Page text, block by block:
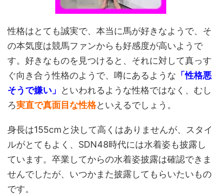
性格はとても誠実で、本当に馬が好きなようで、そ
の本気度は競馬ファンからも好感度が高いようで
す。好きなものを見つけると、それに対して真っす
ぐ向き合う性格のようで、噂にあるような 「性格悪
そうで嫌い」
といわれるような性格ではなく、むし
ろ実直で真面目な性格といえるでしょう。
身長は155cmと決して高くはありませんが、スタイ
ルがとてもよく、SDN48時代には水着姿も披露し
ています。卒業してからの水着姿披露は確認できま
せんでしたが、いつかまた披露してもらいたいもの
です。